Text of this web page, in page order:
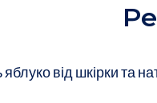
яблуко від шкірки та